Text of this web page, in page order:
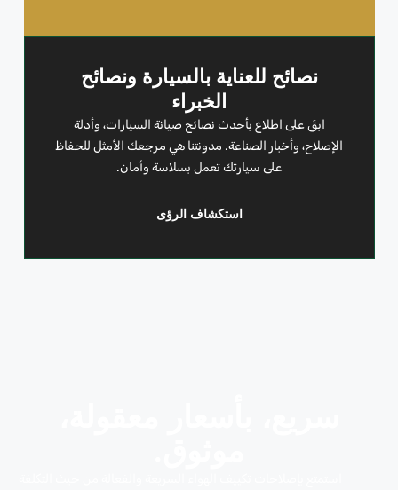
نصائح للعناية بالسيارة ونصائح
الخبراء
ابقَ على اطلاع بأحدث نصائح صيانة السيارات، وأدلة
الإصلاح، وأخبار الصناعة. مدونتنا هي مرجعك الأمثل للحفاظ
على سيارتك تعمل بسلاسة وأمان.
استكشاف الرؤى